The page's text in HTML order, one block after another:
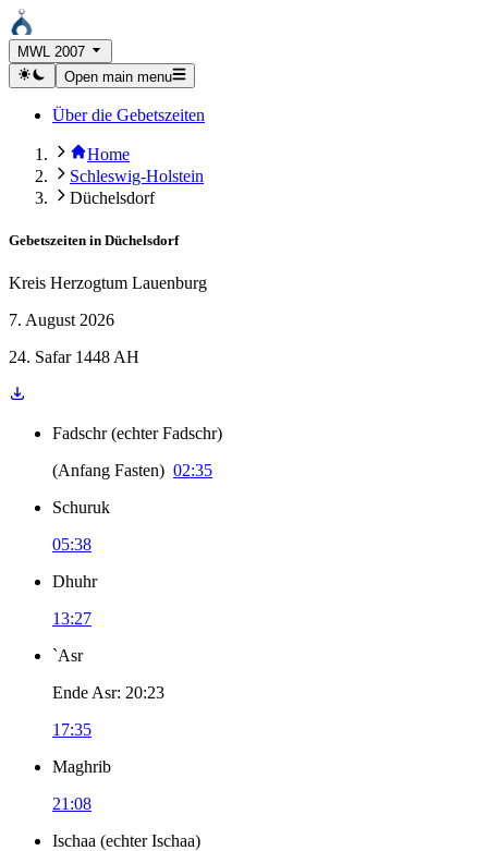
MWL 2007
Open main menu
Über die Gebetszeiten
Home
Schleswig-Holstein
Düchelsdorf
Gebetszeiten in Düchelsdorf
Kreis Herzogtum Lauenburg
7. August 2026
24. Safar 1448 AH
Fadschr (echter Fadschr)
(Anfang Fasten) 02:35
Schuruk
05:38
Dhuhr
13:27
`Asr
Ende Asr: 20:23
17:35
Maghrib
21:08
Ischaa (echter Ischaa)